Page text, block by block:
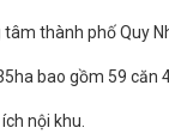
tâm thành phố Quy
bao gồm 59 căn
nội khu.